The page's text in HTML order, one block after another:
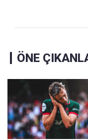
ÖNE